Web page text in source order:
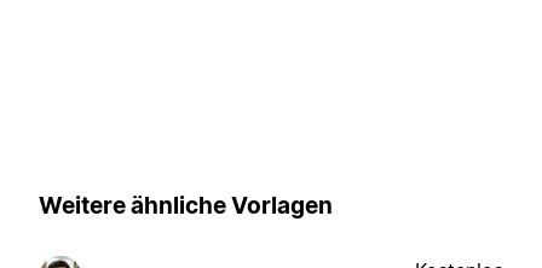
Weitere ähnliche Vorlagen